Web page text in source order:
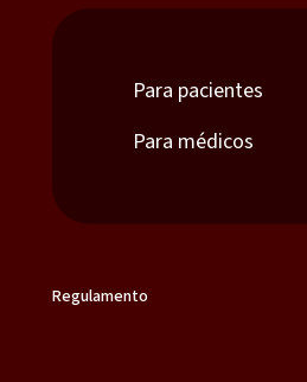
Para pacientes
Para médicos
Regulamento